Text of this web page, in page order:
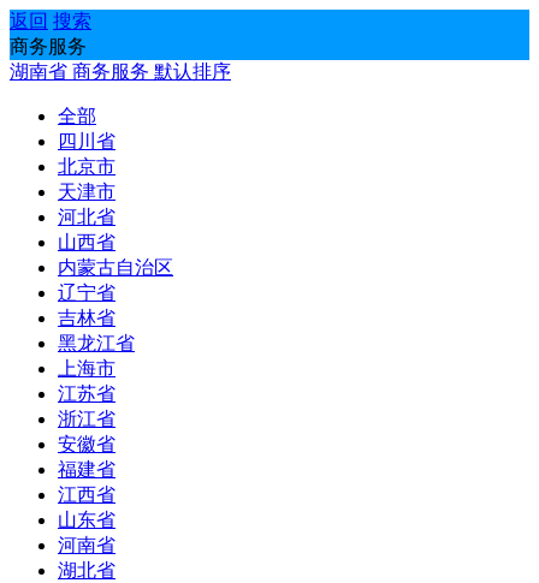
返回 搜索
商务服务
湖南省 商务服务 默认排序
全部
四川省
北京市
天津市
河北省
山西省
内蒙古自治区
辽宁省
吉林省
黑龙江省
上海市
江苏省
浙江省
安徽省
福建省
江西省
山东省
河南省
湖北省